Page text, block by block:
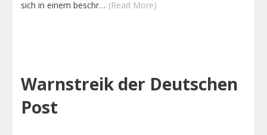
sich in einem beschr… (Read More)
Warnstreik der Deutschen
Post